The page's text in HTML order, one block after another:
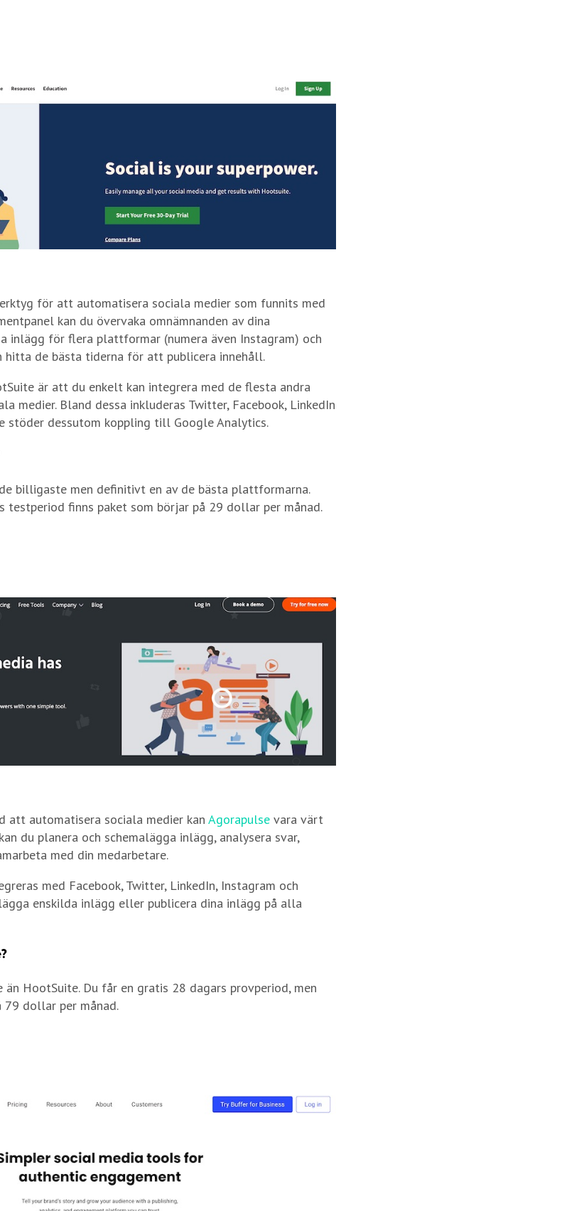
för att automatisera sociala medier som funnits med
kan du övervaka omnämnanden av dina
inlägg för flera plattformar (numera även Instagram) och
hitta de bästa tiderna för att publicera innehåll.
är att du enkelt kan integrera med de flesta andra
medier. Bland dessa inkluderas Twitter, Facebook, LinkedIn
stöder dessutom koppling till Google Analytics.
billigaste men definitivt en av de bästa plattformarna.
testperiod finns paket som börjar på 29 dollar per månad.
att automatisera sociala medier kan Agorapulse vara värt
du planera och schemalägga inlägg, analysera svar,
med din medarbetare.
med Facebook, Twitter, LinkedIn, Instagram och
enskilda inlägg eller publicera dina inlägg på alla
HootSuite. Du får en gratis 28 dagars provperiod, men
dollar per månad.